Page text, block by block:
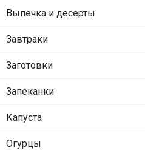
Выпечка и десерты
Завтраки
Заготовки
Запеканки
Капуста
Огурцы